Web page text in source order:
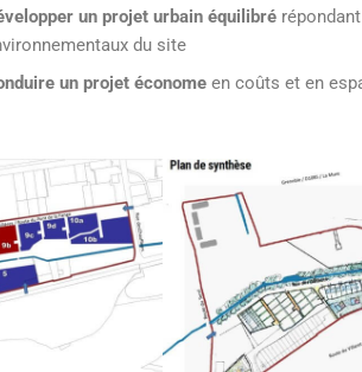
un projet urbain équilibré
du site
un projet économe en coûts et en